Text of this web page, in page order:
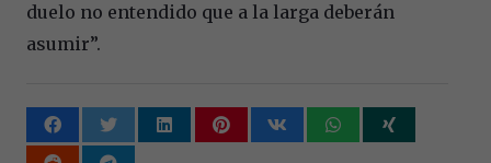
duelo no entendido que a la larga deberán
asumir”.